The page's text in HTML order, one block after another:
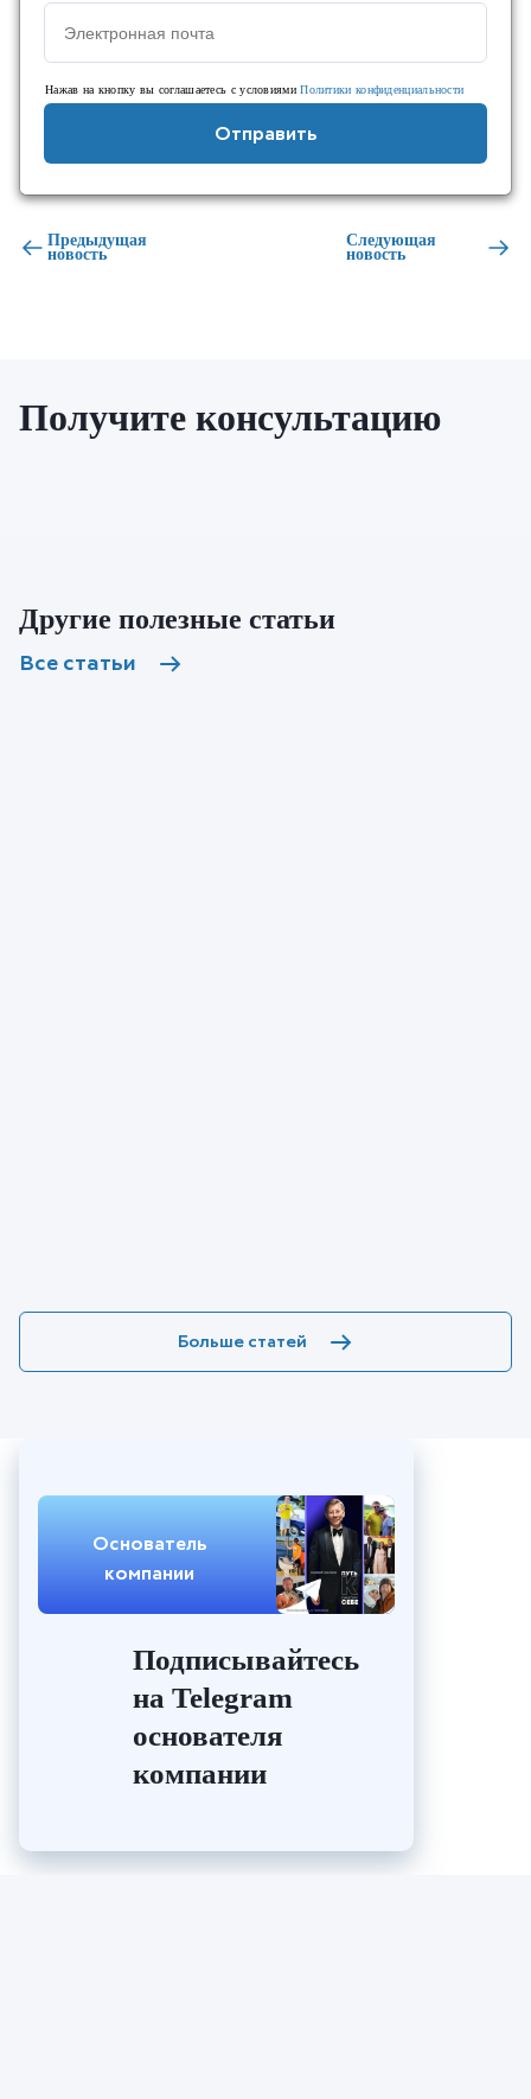
Нажав на кнопку вы соглашаетесь с условиямиПолитики конфиденциальности
Отправить
Предыдущая
новость
Следующая
новость
Получите консультацию
Другие полезные статьи
Все статьи
Больше статей
Основатель
компании
Подписывайтесь
на Telegram
основателя
компании